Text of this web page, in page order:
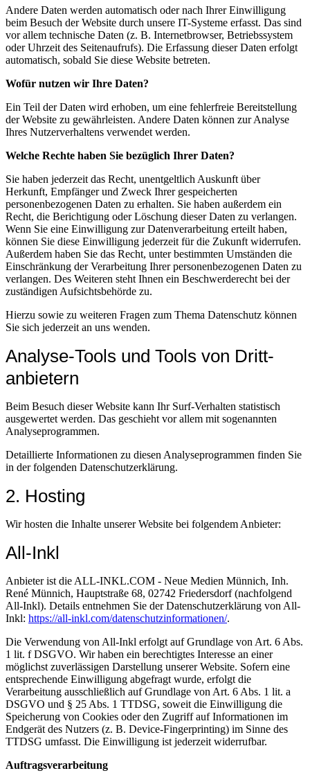
Andere Daten werden automatisch oder nach Ihrer Einwilligung
beim Besuch der Website durch unsere IT-Systeme erfasst. Das sind
vor allem technische Daten (z. B. Internetbrowser, Betriebssystem
oder Uhrzeit des Seitenaufrufs). Die Erfassung dieser Daten erfolgt
automatisch, sobald Sie diese Website betreten.
Wofür nutzen wir Ihre Daten?
Ein Teil der Daten wird erhoben, um eine fehlerfreie Bereitstellung
der Website zu gewährleisten. Andere Daten können zur Analyse
Ihres Nutzerverhaltens verwendet werden.
Welche Rechte haben Sie bezüglich Ihrer Daten?
Sie haben jederzeit das Recht, unentgeltlich Auskunft über
Herkunft, Empfänger und Zweck Ihrer gespeicherten
personenbezogenen Daten zu erhalten. Sie haben außerdem ein
Recht, die Berichtigung oder Löschung dieser Daten zu verlangen.
Wenn Sie eine Einwilligung zur Datenverarbeitung erteilt haben,
können Sie diese Einwilligung jederzeit für die Zukunft widerrufen.
Außerdem haben Sie das Recht, unter bestimmten Umständen die
Einschränkung der Verarbeitung Ihrer personenbezogenen Daten zu
verlangen. Des Weiteren steht Ihnen ein Beschwerderecht bei der
zuständigen Aufsichtsbehörde zu.
Hierzu sowie zu weiteren Fragen zum Thema Datenschutz können
Sie sich jederzeit an uns wenden.
Analyse-Tools und Tools von Dritt­
anbietern
Beim Besuch dieser Website kann Ihr Surf-Verhalten statistisch
ausgewertet werden. Das geschieht vor allem mit sogenannten
Analyseprogrammen.
Detaillierte Informationen zu diesen Analyseprogrammen finden Sie
in der folgenden Datenschutzerklärung.
2. Hosting
Wir hosten die Inhalte unserer Website bei folgendem Anbieter:
All-Inkl
Anbieter ist die ALL-INKL.COM - Neue Medien Münnich, Inh.
René Münnich, Hauptstraße 68, 02742 Friedersdorf (nachfolgend
All-Inkl). Details entnehmen Sie der Datenschutzerklärung von All-
Inkl: https://all-inkl.com/datenschutzinformationen/.
Die Verwendung von All-Inkl erfolgt auf Grundlage von Art. 6 Abs.
1 lit. f DSGVO. Wir haben ein berechtigtes Interesse an einer
möglichst zuverlässigen Darstellung unserer Website. Sofern eine
entsprechende Einwilligung abgefragt wurde, erfolgt die
Verarbeitung ausschließlich auf Grundlage von Art. 6 Abs. 1 lit. a
DSGVO und § 25 Abs. 1 TTDSG, soweit die Einwilligung die
Speicherung von Cookies oder den Zugriff auf Informationen im
Endgerät des Nutzers (z. B. Device-Fingerprinting) im Sinne des
TTDSG umfasst. Die Einwilligung ist jederzeit widerrufbar.
Auftragsverarbeitung